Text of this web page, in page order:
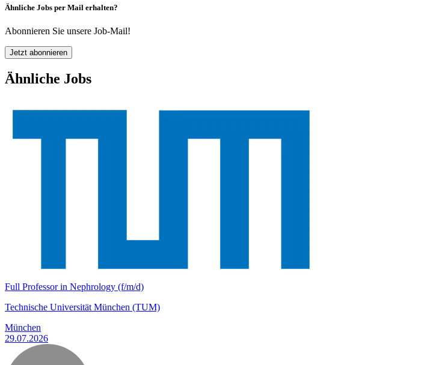
Ähnliche Jobs per Mail erhalten?
Abonnieren Sie unsere Job-Mail!
Jetzt abonnieren
Ähnliche Jobs
Full Professor in Nephrology (f/m/d)
Technische Universität München (TUM)
München
29.07.2026